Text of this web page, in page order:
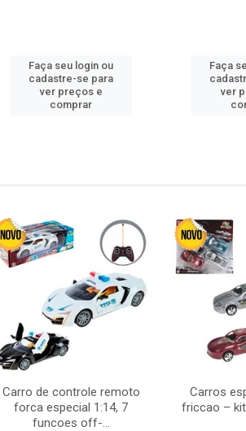
Faça seu login ou
cadastre-se para
ver preços e
comprar
Faça
ver
Carro de controle remoto
forca especial 1:14, 7
funcoes off-...
Carros
friccao –